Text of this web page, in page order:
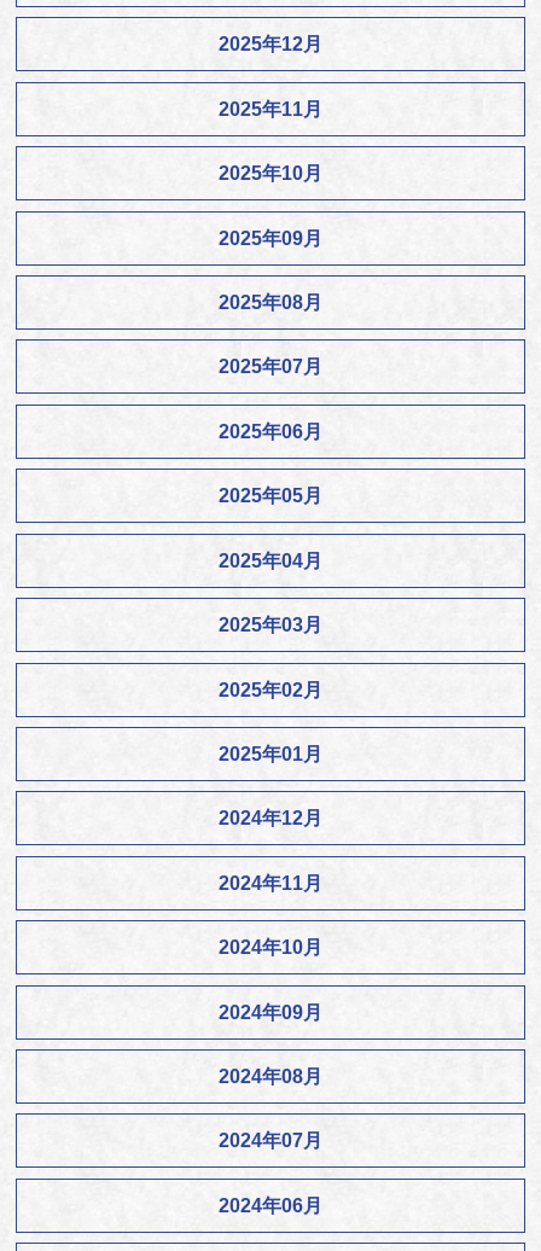
2025年12月
2025年11月
2025年10月
2025年09月
2025年08月
2025年07月
2025年06月
2025年05月
2025年04月
2025年03月
2025年02月
2025年01月
2024年12月
2024年11月
2024年10月
2024年09月
2024年08月
2024年07月
2024年06月